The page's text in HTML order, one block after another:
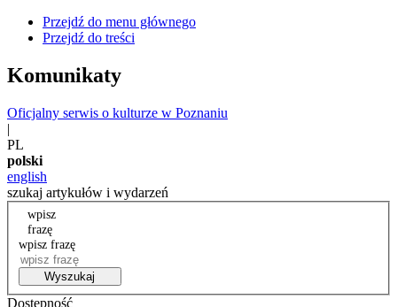
Przejdź do menu głównego
Przejdź do treści
Komunikaty
Oficjalny serwis o kulturze w Poznaniu
|
PL
polski
english
szukaj artykułów i wydarzeń
wpisz
frazę
wpisz frazę
Wyszukaj
Dostępność